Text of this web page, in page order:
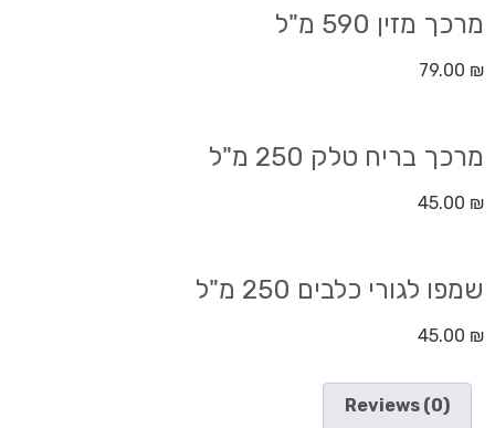
מרכך מזין 590 מ"ל
79.00 ₪
מרכך בריח טלק 250 מ"ל
45.00 ₪
שמפו לגורי כלבים 250 מ"ל
45.00 ₪
Reviews (0)